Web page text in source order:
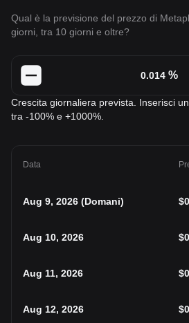
Qual è la previsione del prezzo di
giorni, tra 10 giorni e oltre?
%
Crescita giornaliera prevista. Inserisci
tra -100% e +1000%.
Data
Aug 9, 2026 (Domani) $
Aug 10, 2026 $
Aug 11, 2026 $
Aug 12, 2026 $